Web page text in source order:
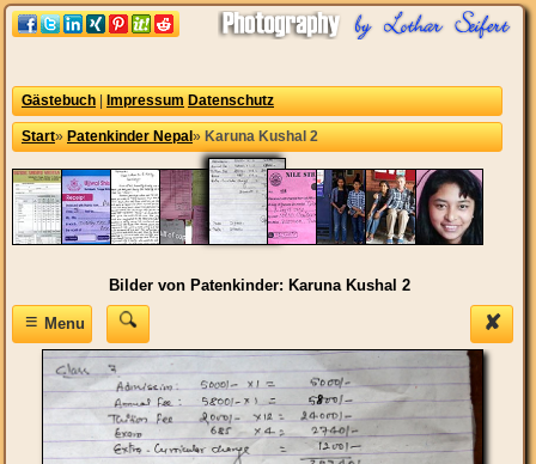
Gästebuch Impressum Datenschutz
Start» Patenkinder Nepal » Karuna Kushal 2
Bilder von Patenkinder: Karuna Kushal 2
✘
≡Menu